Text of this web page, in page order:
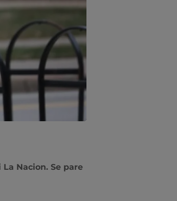
Nacion. Se pare